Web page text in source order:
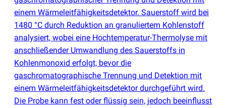
einem Wärmeleitfähigkeitsdetektor. Sauerstoff wird bei
1480 °C durch Reduktion an granuliertem Kohlenstoff
analysiert, wobei eine Hochtemperatur-Thermolyse mit
anschließender Umwandlung des Sauerstoffs in
Kohlenmonoxid erfolgt, bevor die
gaschromatographische Trennung und Detektion mit
einem Wärmeleitfähigkeitsdetektor durchgeführt wird.
Die Probe kann fest oder flüssig sein, jedoch beeinflusst